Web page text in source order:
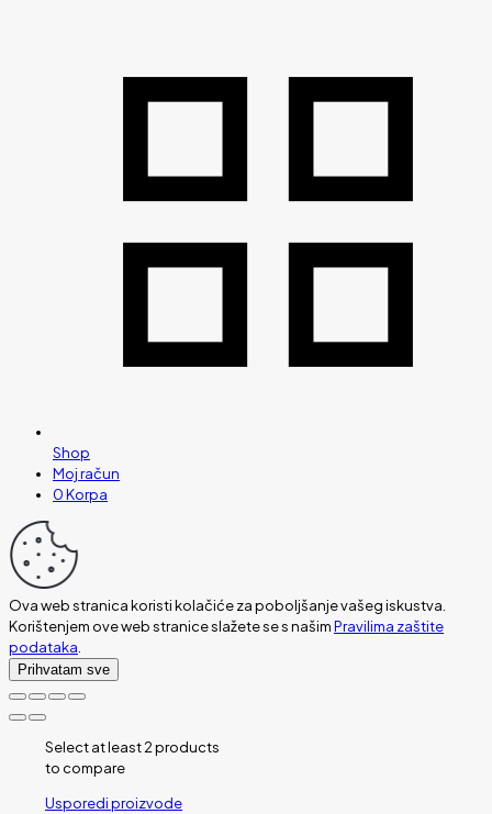
Shop
Moj račun
0Korpa
Ova web stranica koristi kolačiće za poboljšanje vašeg iskustva.
Korištenjem ove web stranice slažete se s našimPravilima zaštite
podataka.
Prihvatam sve
Select at least 2 products
to compare
Usporedi proizvode